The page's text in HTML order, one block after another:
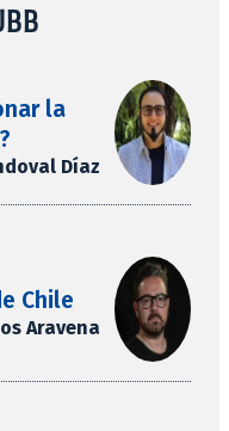
la
Díaz
Chile
Aravena